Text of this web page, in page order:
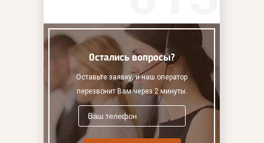
Остались вопросы?
Оставьте заявку, и наш оператор
перезвонит Вам через 2 минуты.